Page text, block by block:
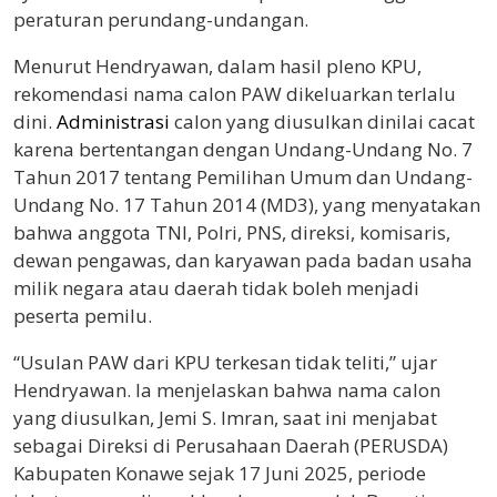
peraturan perundang-undangan.
Menurut Hendryawan, dalam hasil pleno KPU,
rekomendasi nama calon PAW dikeluarkan terlalu
dini. Administrasi calon yang diusulkan dinilai cacat
karena bertentangan dengan Undang-Undang No. 7
Tahun 2017 tentang Pemilihan Umum dan Undang-
Undang No. 17 Tahun 2014 (MD3), yang menyatakan
bahwa anggota TNI, Polri, PNS, direksi, komisaris,
dewan pengawas, dan karyawan pada badan usaha
milik negara atau daerah tidak boleh menjadi
peserta pemilu.
“Usulan PAW dari KPU terkesan tidak teliti,” ujar
Hendryawan. Ia menjelaskan bahwa nama calon
yang diusulkan, Jemi S. Imran, saat ini menjabat
sebagai Direksi di Perusahaan Daerah (PERUSDA)
Kabupaten Konawe sejak 17 Juni 2025, periode